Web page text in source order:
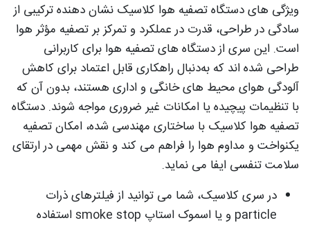
ویژگی‌ های دستگاه تصفیه هوا کلاسیک نشان‌ دهنده ترکیبی از
سادگی در طراحی، قدرت در عملکرد و تمرکز بر تصفیه مؤثر هوا
است. این سری از دستگاه‌ های تصفیه هوا برای کاربرانی
طراحی شده‌ اند که به‌دنبال راهکاری قابل‌ اعتماد برای کاهش
آلودگی هوای محیط‌ های خانگی و اداری هستند، بدون آن‌ که
با تنظیمات پیچیده یا امکانات غیر ضروری مواجه شوند. دستگاه
تصفیه هوا کلاسیک با ساختاری مهندسی‌ شده، امکان تصفیه
یکنواخت و مداوم هوا را فراهم می‌ کند و نقش مهمی در ارتقای
سلامت تنفسی ایفا می‌ نماید.
در سری کلاسیک، شما می توانید از فیلترهای ذرات
particle و یا اسموک استاپ smoke stop استفاده